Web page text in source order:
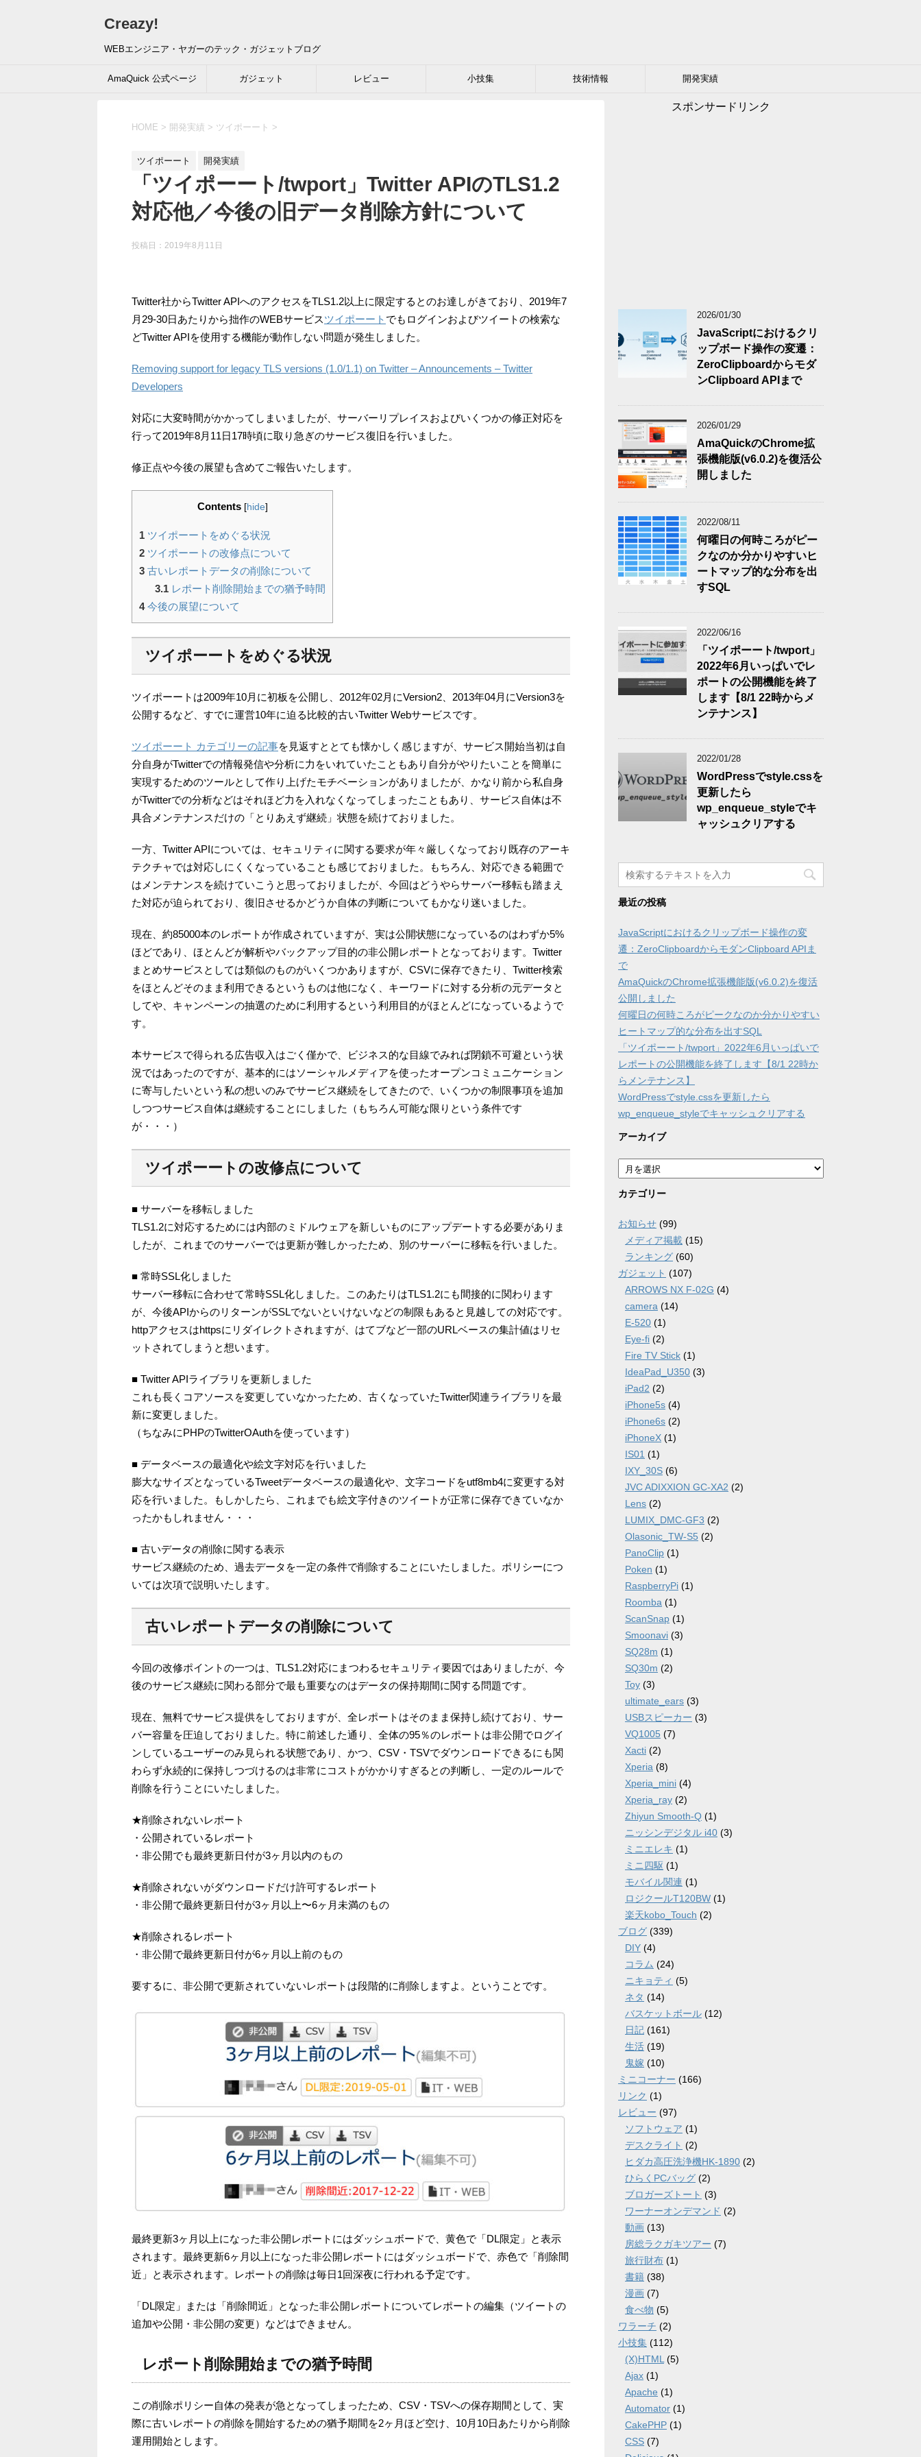
Creazy!
WEBエンジニア・ヤガーのテック・ガジェットブログ
AmaQuick 公式ページ ガジェット レビュー 小技集 技術情報 開発実績
HOME > 開発実績 > ツイポーート >
ツイポーート 開発実績
「ツイポーート/twport」Twitter APIのTLS1.2
対応他／今後の旧データ削除方針について
投稿日： 2019年8月11日
Twitter社からTwitter APIへのアクセスをTLS1.2以上に限定するとのお達しがきており、2019年7
月29-30日あたりから拙作のWEBサービスツイポーート でもログインおよびツイートの検索な
どTwitter APIを使用する機能が動作しない問題が発生しました。
Removing support for legacy TLS versions (1.0/1.1) on Twitter – Announcements – Twitter
Developers
対応に大変時間がかかってしまいましたが、サーバーリプレイスおよびいくつかの修正対応を
行って2019年8月11日17時頃に取り急ぎのサービス復旧を行いました。
修正点や今後の展望も含めてご報告いたします。
Contents [hide]
1 ツイポーートをめぐる状況
2 ツイポーートの改修点について
3 古いレポートデータの削除について
3.1レポート削除開始までの猶予時間
4今後の展望について
ツイポーートをめぐる状況
ツイポーートは2009年10月に初板を公開し、2012年02月にVersion2、2013年04月にVersion3を
公開するなど、すでに運営10年に迫る比較的古いTwitter Webサービスです。
ツイポーート カテゴリーの記事を見返すととても懐かしく感じますが、サービス開始当初は自
分自身がTwitterでの情報発信や分析に力をいれていたこともあり自分がやりたいことを簡単に
実現するためのツールとして作り上げたモチベーションがありましたが、かなり前から私自身
がTwitterでの分析などはそれほど力を入れなくなってしまったこともあり、サービス自体は不
具合メンテナンスだけの「とりあえず継続」状態を続けておりました。
一方、Twitter APIについては、セキュリティに関する要求が年々厳しくなっており既存のアーキ
テクチャでは対応しにくくなっていることも感じておりました。もちろん、対応できる範囲で
はメンテナンスを続けていこうと思っておりましたが、今回はどうやらサーバー移転も踏まえ
た対応が迫られており、復旧させるかどうか自体の判断についてもかなり迷いました。
現在、約85000本のレポートが作成されていますが、実は公開状態になっているのはわずか5%
ほどであり、ほとんどが解析やバックアップ目的の非公開レポートとなっております。Twitter
まとめサービスとしては類似のものがいくつかありますが、CSVに保存できたり、Twitter検索
をほとんどそのまま利用できるというものは他になく、キーワードに対する分析の元データと
してや、キャンペーンの抽選のために利用するという利用目的がほとんどになっているようで
す。
本サービスで得られる広告収入はごく僅かで、ビジネス的な目線でみれば閉鎖不可避という状
況ではあったのですが、基本的にはソーシャルメディアを使ったオープンコミュニケーション
に寄与したいという私の想いのみでサービス継続をしてきたので、いくつかの制限事項を追加
しつつサービス自体は継続することにしました（もちろん可能な限りという条件です
が・・・）
ツイポーートの改修点について
■ サーバーを移転しました
TLS1.2に対応するためには内部のミドルウェアを新しいものにアップデートする必要がありま
したが、これまでのサーバーでは更新が難しかったため、別のサーバーに移転を行いました。
■ 常時SSL化しました
サーバー移転に合わせて常時SSL化しました。このあたりはTLS1.2にも間接的に関わります
が、今後APIからのリターンがSSLでないといけないなどの制限もあると見越しての対応です。
httpアクセスはhttpsにリダイレクトされますが、はてブなど一部のURLベースの集計値はリセ
ットされてしまうと想います。
■ Twitter APIライブラリを更新しました
これも長くコアソースを変更していなかったため、古くなっていたTwitter関連ライブラリを最
新に変更しました。
（ちなみにPHPのTwitterOAuthを使っています）
■ データベースの最適化や絵文字対応を行いました
膨大なサイズとなっているTweetデータベースの最適化や、文字コードをutf8mb4に変更する対
応を行いました。もしかしたら、これまでも絵文字付きのツイートが正常に保存できていなか
ったかもしれません・・・
■ 古いデータの削除に関する表示
サービス継続のため、過去データを一定の条件で削除することにいたしました。ポリシーにつ
いては次項で説明いたします。
古いレポートデータの削除について
今回の改修ポイントの一つは、TLS1.2対応にまつわるセキュリティ要因ではありましたが、今
後のサービス継続に関わる部分で最も重要なのはデータの保持期間に関する問題です。
現在、無料でサービス提供をしておりますが、全レポートはそのまま保持し続けており、サー
バー容量を圧迫しておりました。特に前述した通り、全体の95％のレポートは非公開でログイ
ンしているユーザーのみ見られる状態であり、かつ、CSV・TSVでダウンロードできるにも関
わらず永続的に保持しつづけるのは非常にコストがかかりすぎるとの判断し、一定のルールで
削除を行うことにいたしました。
★削除されないレポート
・公開されているレポート
・非公開でも最終更新日付が3ヶ月以内のもの
★削除されないがダウンロードだけ許可するレポート
・非公開で最終更新日付が3ヶ月以上〜6ヶ月未満のもの
★削除されるレポート
・非公開で最終更新日付が6ヶ月以上前のもの
要するに、非公開で更新されていないレポートは段階的に削除しますよ。ということです。
最終更新3ヶ月以上になった非公開レポートにはダッシュボードで、黄色で「DL限定」と表示
されます。最終更新6ヶ月以上になった非公開レポートにはダッシュボードで、赤色で「削除間
近」と表示されます。レポートの削除は毎日1回深夜に行われる予定です。
「DL限定」または「削除間近」となった非公開レポートについてレポートの編集（ツイートの
追加や公開・非公開の変更）などはできません。
レポート削除開始までの猶予時間
この削除ポリシー自体の発表が急となってしまったため、CSV・TSVへの保存期間として、実
際に古いレポートの削除を開始するための猶予期間を2ヶ月ほど空け、10月10日あたりから削除
運用開始とします。
スポンサードリンク
2026/01/30
JavaScriptにおけるクリ
ップボード操作の変遷：
ZeroClipboardからモダ
ンClipboard APIまで
2026/01/29
AmaQuickのChrome拡
張機能版(v6.0.2)を復活公
開しました
2022/08/11
何曜日の何時ころがピー
クなのか分かりやすいヒ
ートマップ的な分布を出
すSQL
2022/06/16
「ツイポーート/twport」
2022年6月いっぱいでレ
ポートの公開機能を終了
します【8/1 22時からメ
ンテナンス】
2022/01/28
WordPressでstyle.cssを
更新したら
wp_enqueue_styleでキ
ャッシュクリアする
最近の投稿
JavaScriptにおけるクリップボード操作の変
遷：ZeroClipboardからモダンClipboard APIま
で
AmaQuickのChrome拡張機能版(v6.0.2)を復活
公開しました
何曜日の何時ころがピークなのか分かりやすい
ヒートマップ的な分布を出すSQL
「ツイポーート/twport」2022年6月いっぱいで
レポートの公開機能を終了します【8/1 22時か
らメンテナンス】
WordPressでstyle.cssを更新したら
wp_enqueue_styleでキャッシュクリアする
アーカイブ
ア
ー
カ
ブ
カテゴリー
お知らせ (99)
メディア掲載 (15)
ランキング (60)
ガジェット (107)
ARROWS NX F-02G (4)
camera (14)
E-520 (1)
Eye-fi (2)
Fire TV Stick (1)
IdeaPad_U350 (3)
iPad2 (2)
iPhone5s (4)
iPhone6s (2)
iPhoneX (1)
IS01 (1)
IXY_30S (6)
JVC ADIXXION GC-XA2 (2)
Lens (2)
LUMIX_DMC-GF3 (2)
Olasonic_TW-S5 (2)
PanoClip (1)
Poken (1)
RaspberryPi (1)
Roomba (1)
ScanSnap (1)
Smoonavi (3)
SQ28m (1)
SQ30m (2)
Toy (3)
ultimate_ears (3)
USBスピーカー (3)
VQ1005 (7)
Xacti (2)
Xperia (8)
Xperia_mini (4)
Xperia_ray (2)
Zhiyun Smooth-Q (1)
ニッシンデジタル i40 (3)
ミニエレキ (1)
ミニ四駆 (1)
モバイル関連 (1)
ロジクールT120BW (1)
楽天kobo_Touch (2)
ブログ (339)
DIY (4)
コラム (24)
ニキョティ (5)
ネタ (14)
バスケットボール (12)
日記 (161)
生活 (19)
鬼嫁 (10)
ミニコーナー (166)
リンク (1)
レビュー (97)
ソフトウェア (1)
デスクライト (2)
ヒダカ高圧洗浄機HK-1890 (2)
ひらくPCバッグ (2)
ブロガーズトート (3)
ワーナーオンデマンド (2)
動画 (13)
房総ラクガキツアー (7)
旅行財布 (1)
書籍 (38)
漫画 (7)
食べ物 (5)
ワラーチ (2)
小技集 (112)
(X)HTML (5)
Ajax (1)
Apache (1)
Automator (1)
CakePHP (1)
CSS (7)